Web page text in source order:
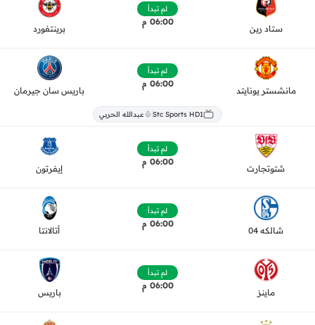
ستاد رين
لم تبدأ
06:00 م
برينتفورد
مانشستر يونايتد
لم تبدأ
06:00 م
باريس سان جيرمان
Stc Sports HD1 عبدالله الحربي
شتوتجارت
لم تبدأ
06:00 م
إيفرتون
شالكه 04
لم تبدأ
06:00 م
أتالانتا
ماينز
لم تبدأ
06:00 م
باريس